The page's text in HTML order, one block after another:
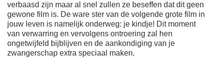
verbaasd zijn maar al snel zullen ze beseffen dat dit geen
gewone film is. De ware ster van de volgende grote film in
jouw leven is namelijk onderweg: je kindje! Dit moment
van verwarring en vervolgens ontroering zal hen
ongetwijfeld bijblijven en de aankondiging van je
zwangerschap extra speciaal maken.